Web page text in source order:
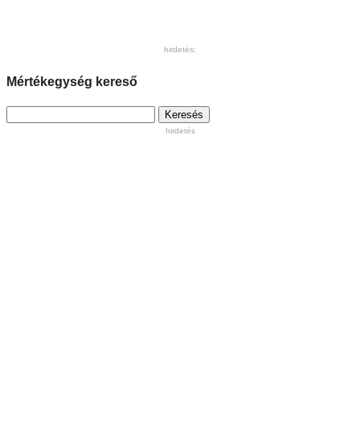
hirdetés:
Mértékegység kereső
hirdetés